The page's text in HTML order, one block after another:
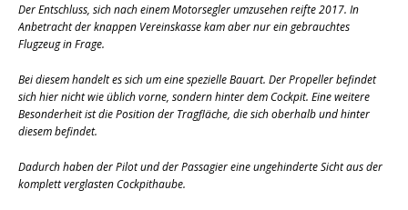
Der Entschluss, sich nach einem Motorsegler umzusehen reifte 2017. In
Anbetracht der knappen Vereinskasse kam aber nur ein gebrauchtes
Flugzeug in Frage.
Bei diesem handelt es sich um eine spezielle Bauart. Der Propeller befindet
sich hier nicht wie üblich vorne, sondern hinter dem Cockpit. Eine weitere
Besonderheit ist die Position der Tragfläche, die sich oberhalb und hinter
diesem befindet.
Dadurch haben der Pilot und der Passagier eine ungehinderte Sicht aus der
komplett verglasten Cockpithaube.